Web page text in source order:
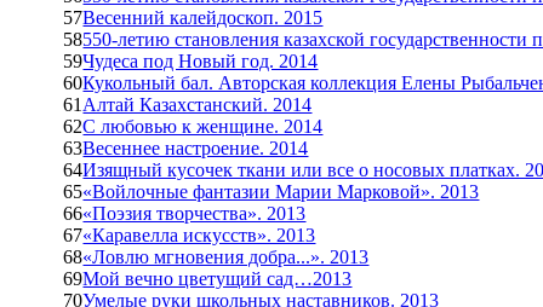
57Весенний калейдоскоп. 2015
58550-летию становления казахской государственности
59Чудеса под Новый год. 2014
60Кукольный бал. Авторская коллекция Елены
61Алтай Казахстанский. 2014
62С любовью к женщине. 2014
63Весеннее настроение. 2014
64Изящный кусочек ткани или все о носовых платках.
65«Войлочные фантазии Марии Марковой». 2013
66«Поэзия творчества». 2013
67«Каравелла искусств». 2013
68«Ловлю мгновения добра...». 2013
69Мой вечно цветущий сад…2013
70Умелые руки школьных наставников. 2013